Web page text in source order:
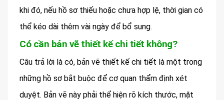
khi đó, nếu hồ sơ thiếu hoặc chưa hợp lệ, thời gian có
thể kéo dài thêm vài ngày để bổ sung.
Có cần bản vẽ thiết kế chi tiết không?
Câu trả lời là có, bản vẽ thiết kế chi tiết là một trong
những hồ sơ bắt buộc để cơ quan thẩm định xét
duyệt. Bản vẽ này phải thể hiện rõ kích thước, mặt